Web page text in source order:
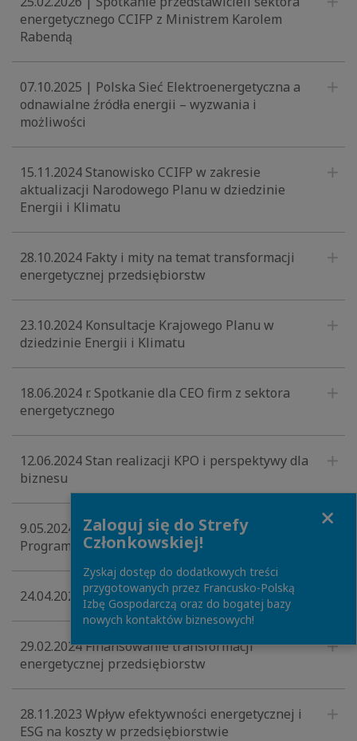
energetycznego CCIFP z Ministrem Karolem
Rabendą
07.10.2025 | Polska Sieć Elektroenergetyczna a
odnawialne źródła energii – wyzwania i
możliwości
15.11.2024 Stanowisko CCIFP w zakresie
aktualizacji Narodowego Planu w dziedzinie
Energii i Klimatu
28.10.2024 Fakty i mity na temat transformacji
energetycznej przedsiębiorstw
23.10.2024 Konsultacje Krajowego Planu w
dziedzinie Energii i Klimatu
18.06.2024 r. Spotkanie dla CEO firm z sektora
energetycznego
12.06.2024 Stan realizacji KPO i perspektywy dla
biznesu
9.05.2024 Finansowanie badań i innowacji z
Programu UE Horyzont Europa
24.04.2024 Wodór w transformacji energetycznej
29.02.2024 Finansowanie transformacji
energetycznej przedsiębiorstw
28.11.2023 Wpływ efektywności energetycznej i
ESG na koszty w przedsiębiorstwie
Zaloguj się do Strefy
Członkowskiej!
Zyskaj dostęp do dodatkowych treści
przygotowanych przez Francusko-Polską
Izbę Gospodarczą oraz do bogatej bazy
nowych kontaktów biznesowych!